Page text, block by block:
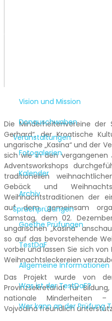
Vision und Mission
Donauschwaben
Veranstaltungen
Fotogalerien
Kalender
Archiv
Sprachprüfungen
Goethe Prüfungen
TestDaF
Allgemeine Informationen
Was ist der TestDaF?
Wer kann an der Prüfung
Die Minderheitenvereine der
Gerhard“, der Kroatische
ungarische „Kasina“ und der
sich wie in den
Adventsworkshops
traditionellen
Gebäck und
Weihnachtstraditionen der
auf dem gemeinsam
Samstag, dem 02.
ungarischen „Kasina“
so auf das bevorstehende
vorbei und lassen Sie sich von
Weihnachtsleckereien
Das Projekt wurde von
Provinzsekretariat für
nationale Minderheiten –
Vojvodina freundlich